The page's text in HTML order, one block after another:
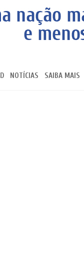
NOTÍCIAS SAIBA MAIS